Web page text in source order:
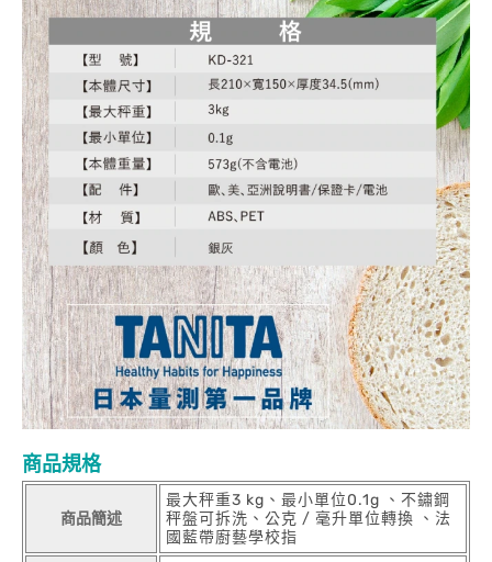
商品規格
商品簡述
最大秤重3 kg、最小單位0.1g 、不鏽鋼
秤盤可拆洗、公克 / 毫升單位轉換 、法
國藍帶廚藝學校指